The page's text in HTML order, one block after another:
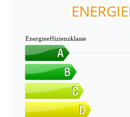
Energieeffizienzklasse